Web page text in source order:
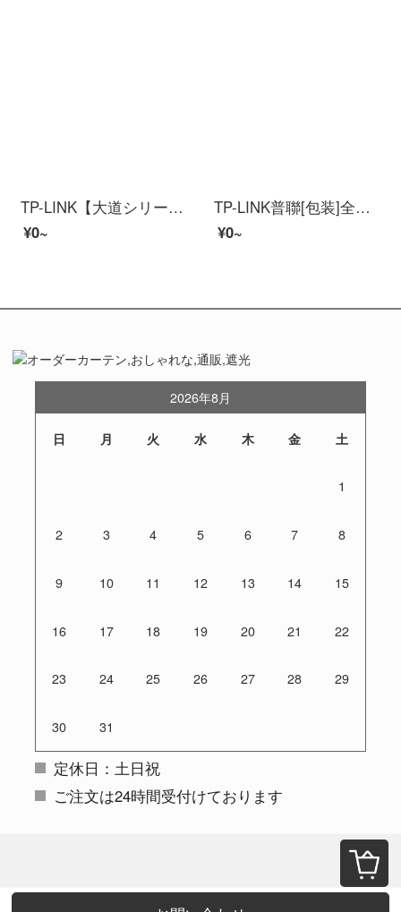
TP-LINK【大道シリーズ】AX 5400三周波数ギガビット無線ルーターWiFi 6ゲームルーティングMesh XTR 5460展Turbo版2.5 Gカスタムポート
¥0~
TP-LINK普聯[包装]全屋WiFi 6カバー無線apパネルギガビットセットAX 1800 MacグループネットワークPoeルター【wifi 6】9口ハイパワルター+4個パネル（パールホワイト）
¥0~
2026年8月
日 月 火 水 木 金 土
1
2 3 4 5 6 7 8
9 10 11 12 13 14 15
16 17 18 19 20 21 22
23 24 25 26 27 28 29
30 31
定休日：土日祝
ご注文は24時間受付けております